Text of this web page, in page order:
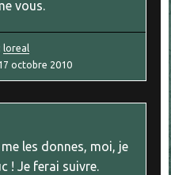
vous.
loreal
octobre 2010
les donnes, moi, je
! Je ferai suivre.